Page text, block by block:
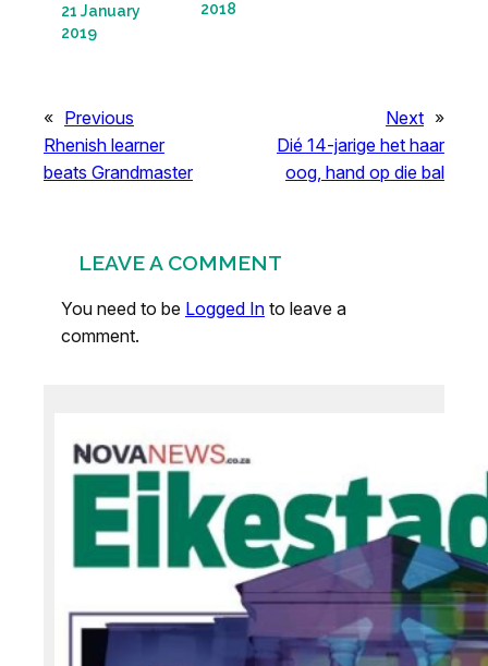
21 January
2019
2018
« Previous
Rhenish learner
beats Grandmaster
Next »
Dié 14-jarige het haar
oog, hand op die bal
LEAVE A COMMENT
You need to be Logged In to leave a
comment.